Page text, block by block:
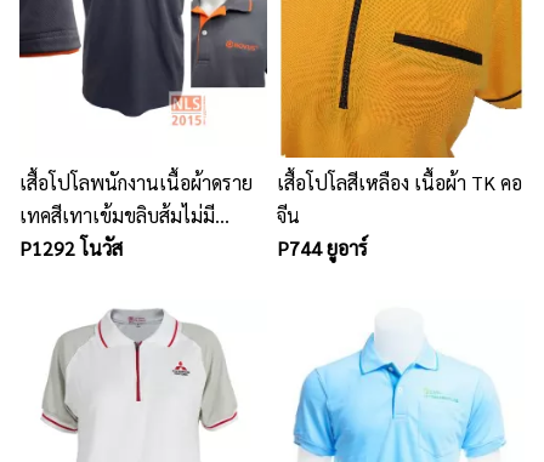
เสื้อโปโลพนักงานเนื้อผ้าดราย
เทคสีเทาเข้มขลิบส้มไม่มี
กระเป๋าปักอกซ้าย
P1292 โนวัส
เสื้อโปโลสีเหลือง เนื้อผ้า TK คอ
จีน
P744 ยูอาร์